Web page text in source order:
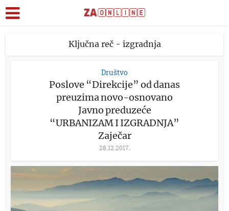
Ključna reč - izgradnja
Društvo
Poslove “Direkcije” od danas
preuzima novo-osnovano
Javno preduzeće
“URBANIZAM I IZGRADNJA”
Zaječar
28.12.2017.